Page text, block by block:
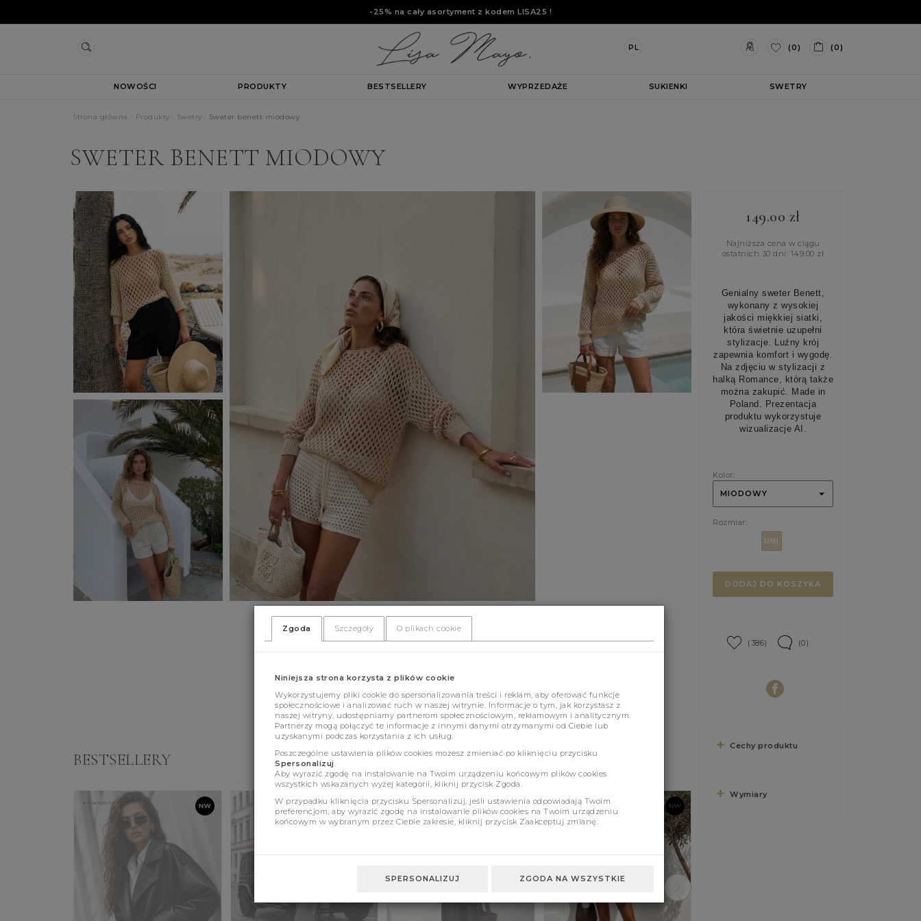
-25% na cały asortyment z kodem LISA25 !
PL (0) (0)
NOWOŚCI PRODUKTY BESTSELLERY WYPRZEDAŻE SUKIENKI SWETRY
Strona główna Produkty Swetry Sweter benett miodowy
SWETER BENETT MIODOWY
149.00 zł
Najniższa cena w ciągu
ostatnich 30 dni: 149.00 zł
Genialny sweter Benett,
wykonany z wysokiej
jakości miękkiej siatki,
która świetnie uzupełni
stylizacje. Luźny krój
zapewnia komfort i wygodę.
Na zdjęciu w stylizacji z
halką Romance, którą także
można zakupić. Made in
Poland. Prezentacja
produktu wykorzystuje
wizualizacje AI.
Kolor:
MIODOWY
Rozmiar:
UNI
DODAJ DO KOSZYKA
(386) (0)
Cechy produktu
Wymiary
BESTSELLERY
Zgoda Szczegóły O plikach cookie
Niniejsza strona korzysta z plików cookie
Wykorzystujemy pliki cookie do spersonalizowania treści i reklam, aby oferować funkcje
społecznościowe i analizować ruch w naszej witrynie. Informacje o tym, jak korzystasz z
naszej witryny, udostępniamy partnerom społecznościowym, reklamowym i analitycznym.
Partnerzy mogą połączyć te informacje z innymi danymi otrzymanymi od Ciebie lub
uzyskanymi podczas korzystania z ich usług.
Poszczególne ustawienia plików cookies możesz zmieniać po kliknięciu przycisku
Spersonalizuj.
Aby wyrazić zgodę na instalowanie na Twoim urządzeniu końcowym plików cookies
wszystkich wskazanych wyżej kategorii, kliknij przycisk Zgoda.
W przypadku kliknięcia przycisku Spersonalizuj, jeśli ustawienia odpowiadają Twoim
preferencjom, aby wyrazić zgodę na instalowanie plików cookies na Twoim urządzeniu
końcowym w wybranym przez Ciebie zakresie, kliknij przycisk Zaakceptuj zmianę.
SPERSONALIZUJ ZGODA NA WSZYSTKIE